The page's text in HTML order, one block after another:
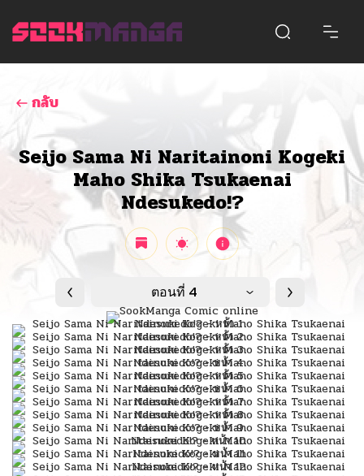
กลับ
Seijo Sama Ni Naritainoni Kogeki
Maho Shika Tsukaenai
Ndesukedo!?
ตอนที่ 4